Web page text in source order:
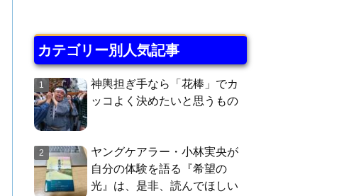
カテゴリー別人気記事
神輿担ぎ手なら「花棒」でカ
ッコよく決めたいと思うもの
ヤングケアラー・小林実央が
自分の体験を語る『希望の
光』は、是非、読んでほしい